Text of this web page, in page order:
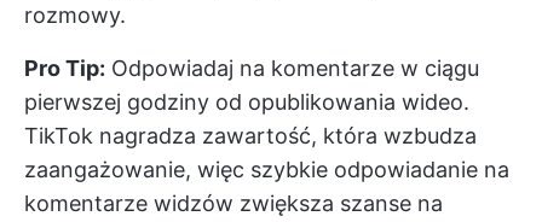
rozmowy.
Pro Tip: Odpowiadaj na komentarze w ciągu
pierwszej godziny od opublikowania wideo.
TikTok nagradza zawartość, która wzbudza
zaangażowanie, więc szybkie odpowiadanie na
komentarze widzów zwiększa szanse na